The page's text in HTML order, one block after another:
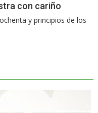
con cariño
y principios de los